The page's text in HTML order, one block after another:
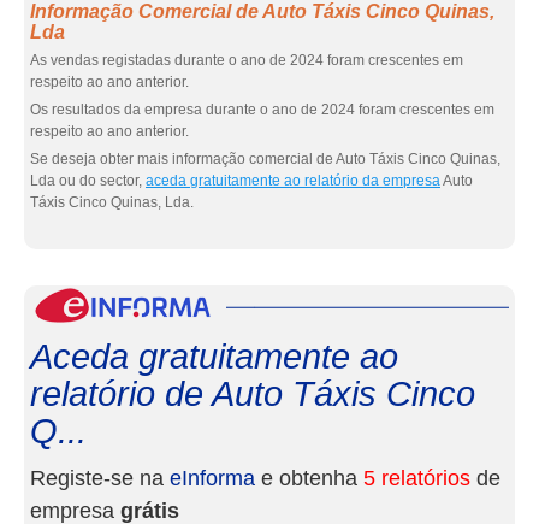
Informação Comercial de Auto Táxis Cinco Quinas,
Lda
As vendas registadas durante o ano de 2024 foram crescentes em
respeito ao ano anterior.
Os resultados da empresa durante o ano de 2024 foram crescentes em
respeito ao ano anterior.
Se deseja obter mais informação comercial de Auto Táxis Cinco Quinas,
Lda ou do sector, aceda gratuitamente ao relatório da empresaAuto
Táxis Cinco Quinas, Lda.
Aceda gratuitamente ao
relatório de Auto Táxis Cinco
Q...
Registe-se na eInforma e obtenha 5 relatórios de
empresa grátis